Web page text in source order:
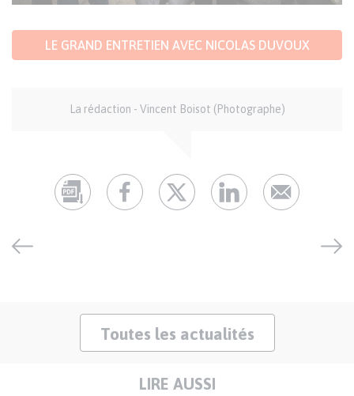
LE GRAND ENTRETIEN AVEC NICOLAS DUVOUX
La rédaction - Vincent Boisot (Photographe)
Toutes les actualités
LIRE AUSSI